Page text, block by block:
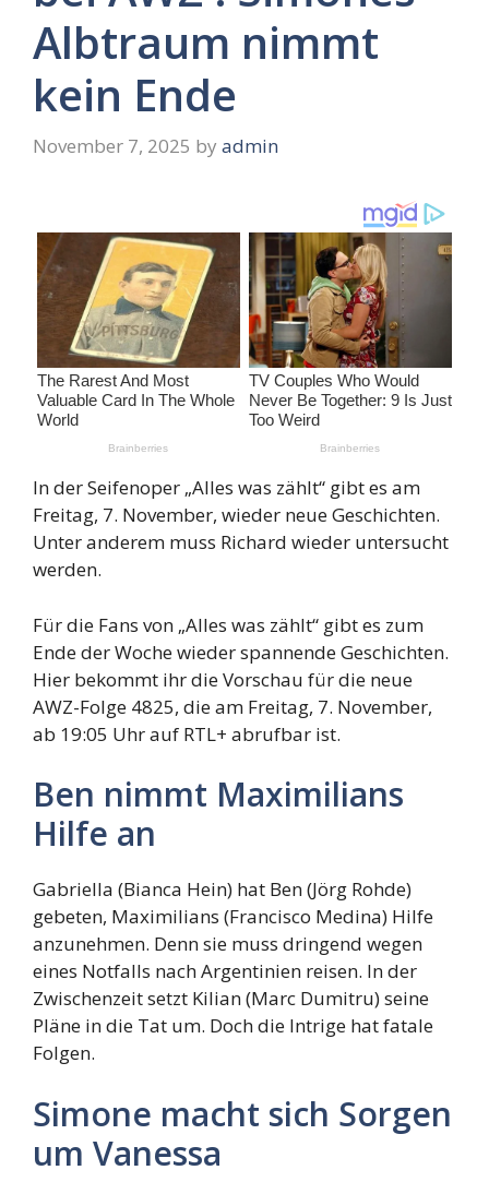
Albtraum nimmt
kein Ende
November 7, 2025 by admin
In der Seifenoper „Alles was zählt“ gibt es am
Freitag, 7. November, wieder neue Geschichten.
Unter anderem muss Richard wieder untersucht
werden.
Für die Fans von „Alles was zählt“ gibt es zum
Ende der Woche wieder spannende Geschichten.
Hier bekommt ihr die Vorschau für die neue
AWZ-Folge 4825, die am Freitag, 7. November,
ab 19:05 Uhr auf RTL+ abrufbar ist.
Ben nimmt Maximilians
Hilfe an
Gabriella (Bianca Hein) hat Ben (Jörg Rohde)
gebeten, Maximilians (Francisco Medina) Hilfe
anzunehmen. Denn sie muss dringend wegen
eines Notfalls nach Argentinien reisen. In der
Zwischenzeit setzt Kilian (Marc Dumitru) seine
Pläne in die Tat um. Doch die Intrige hat fatale
Folgen.
Simone macht sich Sorgen
um Vanessa